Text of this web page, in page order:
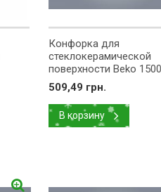
Конфорка для
стеклокерамической
поверхности Beko
509,49 грн.
В корзину